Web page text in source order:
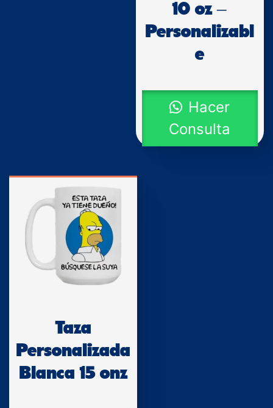
10 oz –
Personalizabl
e
Hacer
Consulta
Taza
Personalizada
Blanca 15 onz